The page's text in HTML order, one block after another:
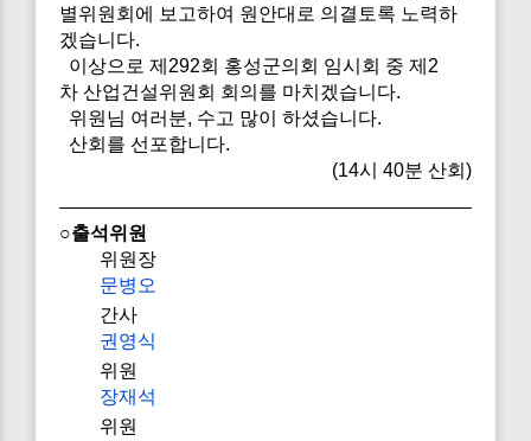
별위원회에 보고하여 원안대로 의결토록 노력하
겠습니다.
이상으로 제292회 홍성군의회 임시회 중 제2
차 산업건설위원회 회의를 마치겠습니다.
위원님 여러분, 수고 많이 하셨습니다.
산회를 선포합니다.
(14시 40분 산회)
○출석위원
위원장
문병오
간사
권영식
위원
장재석
위원